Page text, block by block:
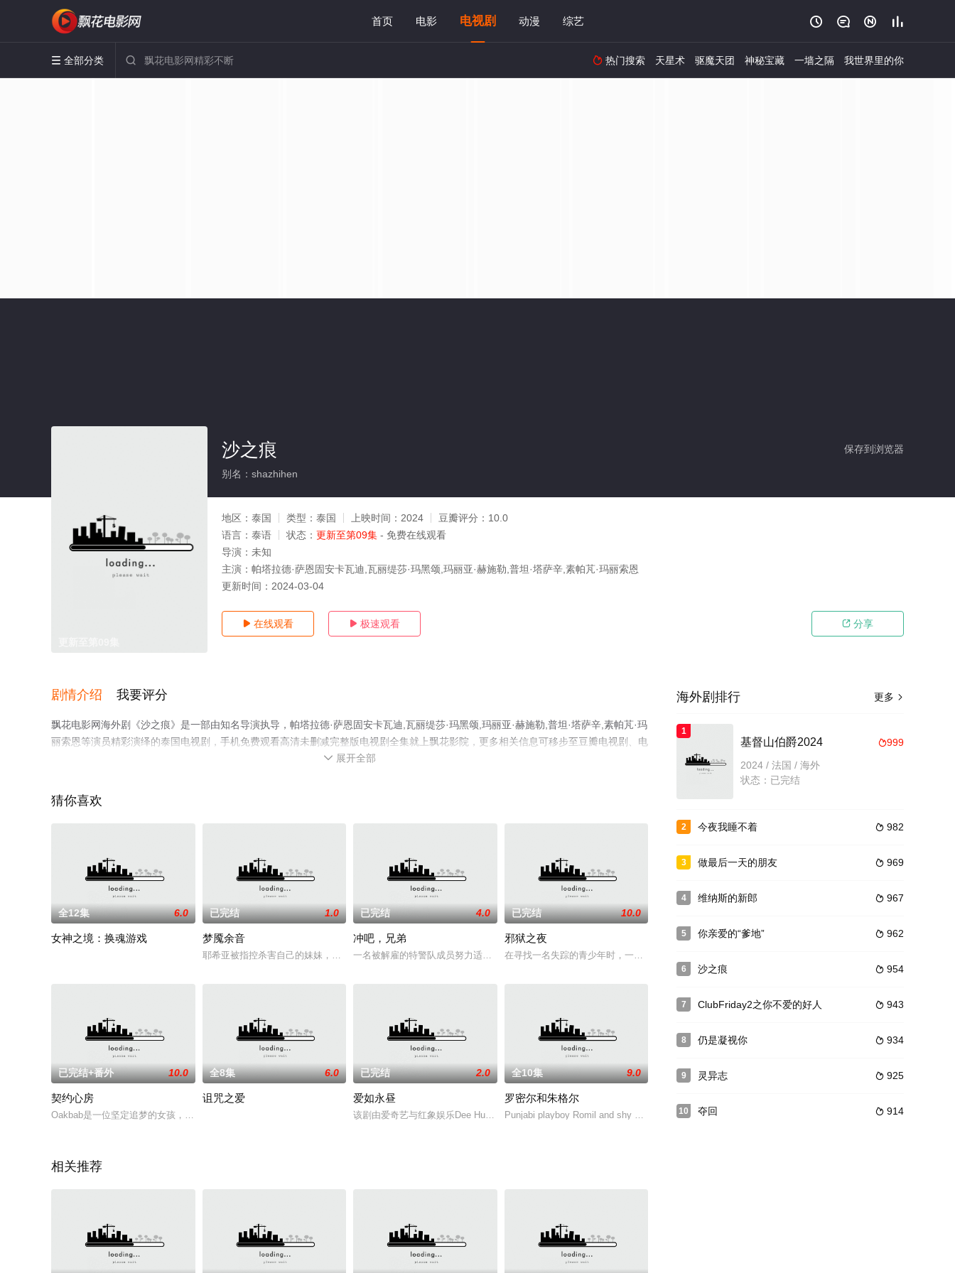
首页 电影 电视剧 动漫 综艺    
 全部分类   热门搜索 天星术 驱魔天团 神秘宝藏 一墙之隔 我世界里的你
保存到浏览器
沙之痕
别名：shazhihen
地区： 泰国 类型： 泰国 上映时间： 2024 豆瓣评分： 10.0
语言： 泰语 状态： 更新至第09集 - 免费在线观看
导演： 未知
主演： 帕塔拉德·萨恩固安卡瓦迪,瓦丽缇莎·玛黑颂,玛丽亚·赫施勒,普坦·塔萨辛,素帕芃·玛丽索恩
更新时间： 2024-03-04
 在线观看  极速观看  分享
剧情介绍 我要评分
飘花电影网海外剧《沙之痕》是一部由知名导演执导，帕塔拉德·萨恩固安卡瓦迪,瓦丽缇莎·玛黑颂,玛丽亚·赫施勒,普坦·塔萨辛,素帕芃·玛
丽索恩等演员精彩演绎的泰国电视剧，手机免费观看高清未删减完整版电视剧全集就上飘花影院，更多相关信息可移步至豆瓣电视剧、电
 展开全部
猜你喜欢
全12集 6.0
女神之境：换魂游戏
已完结 1.0
梦魇余音
耶希亚被指控杀害自己的妹妹，于是他决心寻求复仇，揭开凶手的真面目。
已完结 4.0
冲吧，兄弟
一名被解雇的特警队成员努力适应其座位零售店保安的新角色，就在这时，他发现了一个解决自身财务困境的办法
已完结 10.0
邪狱之夜
在寻找一名失踪的青少年时，一名骗子发现自己正在与一个神秘人物领导的黑暗邪教组织发出的神秘威胁战斗
已完结+番外 10.0
契约心房
Oakbab是一位坚定追梦的女孩，她渴望证明自己，同时也想向曾经窃取她作品的学姐 Mind复仇。然而，事情变得更加复杂，她遇到了天才建筑师
全8集 6.0
诅咒之爱
已完结 2.0
爱如永昼
该剧由爱奇艺与红象娱乐Dee Hup House 联合出品，改编自中国网络小说《爱情永不落幕》。挚友反目成仇，死对头变成情人
全10集 9.0
罗密尔和朱格尔
Punjabi playboy Romil and shy Tam-Brahm Jugal are the new Romeo and Ju
相关推荐
更多 
海外剧排行
1
999
基督山伯爵2024
2024 / 法国 / 海外
状态：已完结
2  982
今夜我睡不着
3  969
做最后一天的朋友
4  967
维纳斯的新郎
5  962
你亲爱的“爹地”
6  954
沙之痕
7  943
ClubFriday2之你不爱的好人
8  934
仍是凝视你
9  925
灵异志
10  914
夺回